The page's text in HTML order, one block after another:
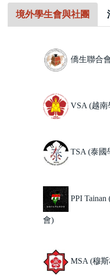
註冊/ 報到/ 體檢
學生保險
轉系/選課須知及請假
獎助學金
校園地圖
急難救助/ 申訴/ 諮詢
成績單/ 證書/ 離校手續
工作許可證/ 畢業後就業
境外學生會與社團
僑生聯合
VSA (越南
TSA (泰國
PPI
會)
MSA (穆